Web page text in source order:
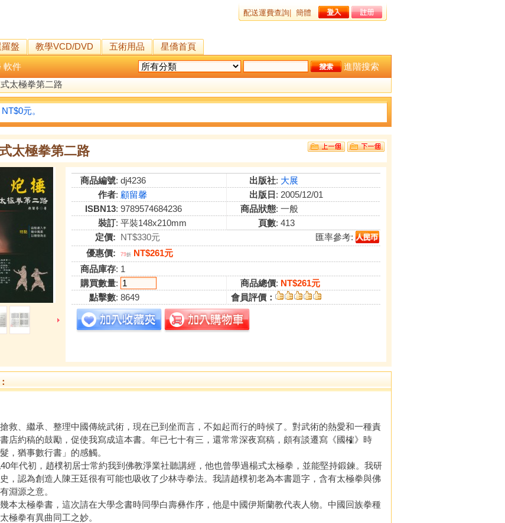
配送運費查詢 簡體
盤 教學VCD/DVD 五術用品
星僑首頁
軟件
進階搜索
太極拳第二路
元。
太極拳第二路
商品編號: dj4236 出版社: 大展
作者: 顧留馨 出版日 : 2005/12/01
ISBN13: 9789574684236 商品狀態: 一般
裝訂: 平裝148x210mm 頁數: 413
定價: NT$330元
匯率參考:
優惠價:
79折 NT$261元
商品庫存: 1
購買數量: 商品總價: NT$261元
點擊數: 8649 會員評價：
、繼承、整理中國傳統武術，現在已到坐而言，不如起而行的時候了。對武術的熱愛和一種責
店約稿的鼓勵，促使我寫成這本書。年已七十有三，還常常深夜寫稿，頗有談遷寫《國榷》時
，猶事數行書」的感觸。
代初，趙樸初居士常約我到佛教淨業社聽講經，他也曾學過楊式太極拳，並能堅持鍛鍊。我研
，認為創造人陳王廷很有可能也吸收了少林寺拳法。我請趙樸初老為本書題字，含有太極拳與佛
淵源之意。
太極拳書，這次請在大學念書時同學白壽彝作序，他是中國伊斯蘭教代表人物。中國回族拳種
極拳有異曲同工之妙。